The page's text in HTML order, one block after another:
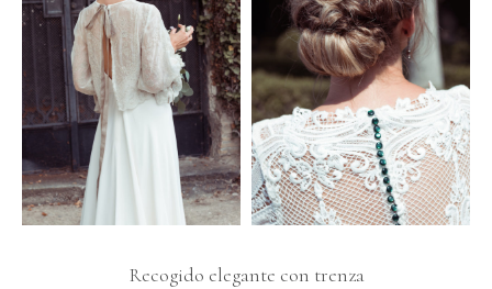
Recogido elegante con trenza